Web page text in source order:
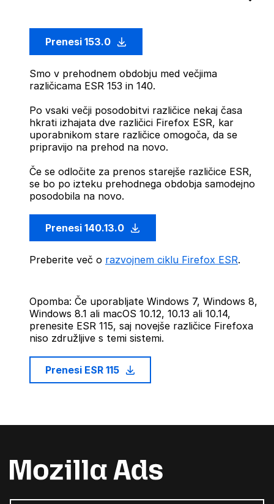
Prenesi 153.0
Smo v prehodnem obdobju med večjima
različicama ESR 153 in 140.
Po vsaki večji posodobitvi različice nekaj časa
hkrati izhajata dve različici Firefox ESR, kar
uporabnikom stare različice omogoča, da se
pripravijo na prehod na novo.
Če se odločite za prenos starejše različice ESR,
se bo po izteku prehodnega obdobja samodejno
posodobila na novo.
Prenesi 140.13.0
Preberite več o razvojnem ciklu Firefox ESR.
Opomba: Če uporabljate Windows 7, Windows 8,
Windows 8.1 ali macOS 10.12, 10.13 ali 10.14,
prenesite ESR 115, saj novejše različice Firefoxa
niso združljive s temi sistemi.
Prenesi ESR 115